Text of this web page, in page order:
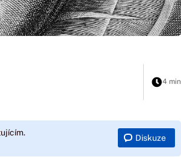
4 min
Diskuze